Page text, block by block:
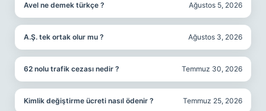
Avel ne demek türkçe ? Ağustos 5, 2026
A.Ş. tek ortak olur mu ? Ağustos 3, 2026
62 nolu trafik cezası nedir ? Temmuz 30, 2026
Kimlik değiştirme ücreti nasıl ödenir ? Temmuz 25, 2026